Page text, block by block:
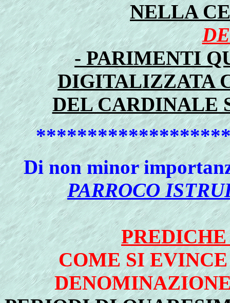
NELLA
- PARIMENTI
DIGITALIZZATA
DEL CARDINALE
Di non minor
PARROCO
COME SI